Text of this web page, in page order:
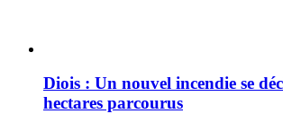
Diois : Un nouvel incendie se
hectares parcourus